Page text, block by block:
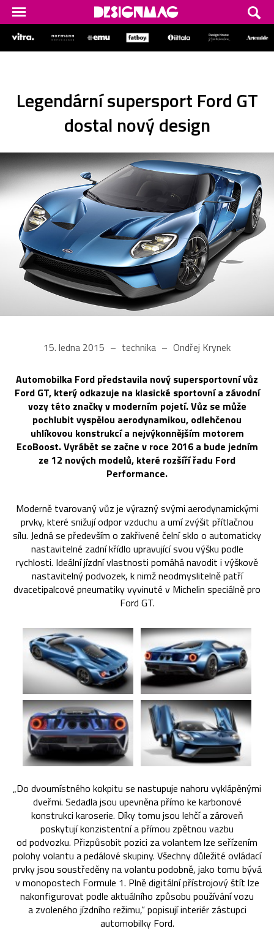
Legendární supersport Ford GT
dostal nový design
15. ledna 2015 technika Ondřej Krynek
Automobilka Ford představila nový supersportovní vůz
Ford GT, který odkazuje na klasické sportovní a závodní
vozy této značky v moderním pojetí. Vůz se může
pochlubit vyspělou aerodynamikou, odlehčenou
uhlíkovou konstrukcí a nejvýkonnějším motorem
EcoBoost. Vyrábět se začne v roce 2016 a bude jedním
ze 12 nových modelů, které rozšíří řadu Ford
Performance.
Moderně tvarovaný vůz je výrazný svými aerodynamickými
prvky, které snižují odpor vzduchu a umí zvýšit přítlačnou
sílu. Jedná se především o zakřivené čelní sklo o automaticky
nastavitelné zadní křídlo upravující svou výšku podle
rychlosti. Ideální jízdní vlastnosti pomáhá navodit i výškově
nastavitelný podvozek, k nimž neodmyslitelně patří
dvacetipalcové pneumatiky vyvinuté v Michelin speciálně pro
Ford GT.
„Do dvoumístného kokpitu se nastupuje nahoru vyklápěnými
dveřmi. Sedadla jsou upevněna přímo ke karbonové
konstrukci karoserie. Díky tomu jsou lehčí a zároveň
poskytují konzistentní a přímou zpětnou vazbu
od podvozku. Přizpůsobit pozici za volantem lze seřízením
polohy volantu a pedálové skupiny. Všechny důležité ovládací
prvky jsou soustředěny na volantu podobně, jako tomu bývá
v monopostech Formule 1. Plně digitální přístrojový štít lze
nakonfigurovat podle aktuálního způsobu používání vozu
a zvoleného jízdního režimu,“ popisují interiér zástupci
automobilky Ford.